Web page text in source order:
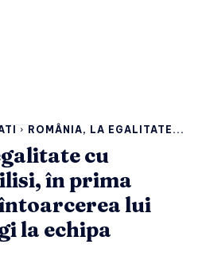
ROMÂNIA, LA EGALITATE...
cu
în prima
lui
la echipa